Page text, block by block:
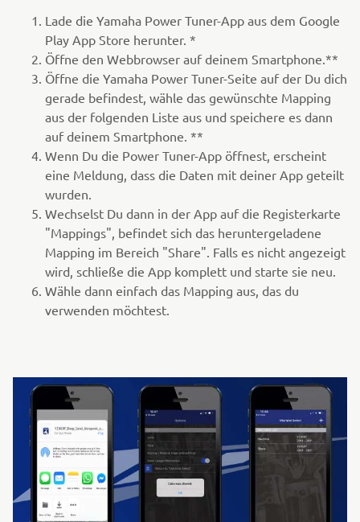
Lade die Yamaha Power Tuner-App aus dem Google
Play App Store herunter. *
Öffne den Webbrowser auf deinem Smartphone.**
Öffne die Yamaha Power Tuner-Seite auf der Du dich
gerade befindest, wähle das gewünschte Mapping
aus der folgenden Liste aus und speichere es dann
auf deinem Smartphone. **
Wenn Du die Power Tuner-App öffnest, erscheint
eine Meldung, dass die Daten mit deiner App geteilt
wurden.
Wechselst Du dann in der App auf die Registerkarte
"Mappings", befindet sich das heruntergeladene
Mapping im Bereich "Share". Falls es nicht angezeigt
wird, schließe die App komplett und starte sie neu.
Wähle dann einfach das Mapping aus, das du
verwenden möchtest.